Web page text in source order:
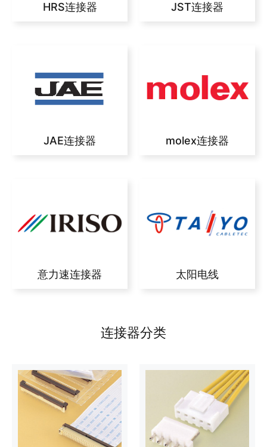
HRS连接器 JST连接器
JAE连接器 molex连接器
意力速连接器 太阳电线
连接器分类